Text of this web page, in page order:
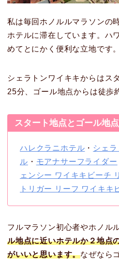
私は毎回ホノルルマラソンの
ホテルに滞在しています。ハ
めてとにかく便利な立地です。
シェラトンワイキキからはス
25分、ゴール地点からは徒歩
スタート地点とゴール地
ハレクラニホテル ・ シェ
ル ・ モアナサーフライダー
ェンシー ワイキキビーチ
トリガー リーフ ワイキキ
フルマラソン初心者やホノル
ル地点に近いホテルか２地点
がいいと思います。なぜなら